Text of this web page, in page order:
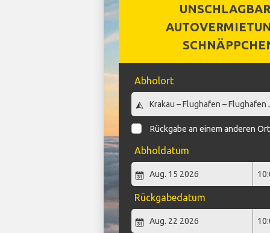
Abholort
Rückgabe an einem anderen Ort
Abholdatum
Rückgabedatum